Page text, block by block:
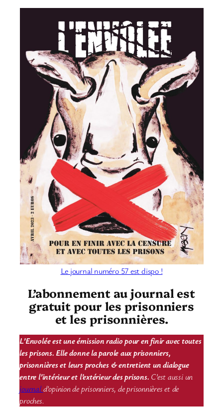
Le journal numéro 57 est dispo !
L’abonnement au journal est
gratuit pour les prisonniers
et les prisonnières.
L’Envolée est une émission radio pour en finir avec toutes
les prisons. Elle donne la parole aux prisonniers,
prisonnières et leurs proches & entretient un dialogue
entre l’intérieur et l’extérieur des prisons. C’est aussi un
journald’opinion de prisonniers, de prisonnières et de
proches.